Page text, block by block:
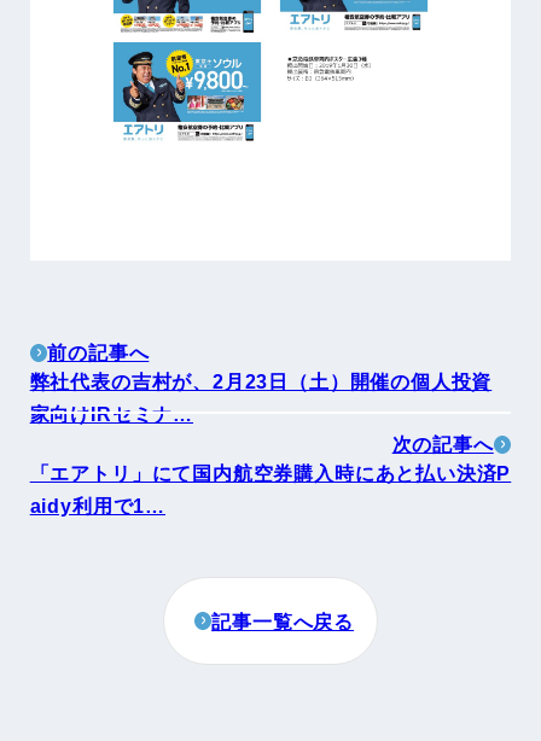
前の記事へ
弊社代表の吉村が、2月23日（土）開催の個人投資
家向けIRセミナ…
次の記事へ
「エアトリ」にて国内航空券購入時にあと払い決済P
aidy利用で1…
記事一覧へ戻る